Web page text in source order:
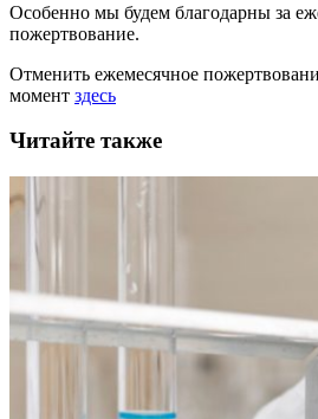
Особенно мы будем благодарны за
пожертвование.
Отменить ежемесячное
момент здесь
Читайте также